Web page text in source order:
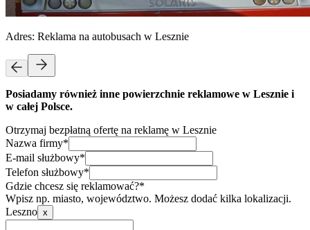
Adres: Reklama na autobusach w Lesznie
Posiadamy również inne powierzchnie reklamowe w Lesznie i
w całej Polsce.
Otrzymaj bezpłatną ofertę na reklamę w Lesznie
Nazwa firmy*
E-mail służbowy*
Telefon służbowy*
Gdzie chcesz się reklamować?*
Wpisz np. miasto, województwo. Możesz dodać kilka lokalizacji.
Leszno x